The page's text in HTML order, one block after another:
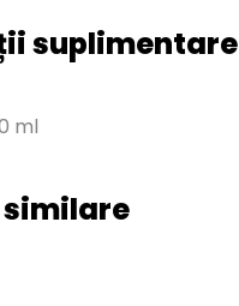
suplimentare
ml
similare